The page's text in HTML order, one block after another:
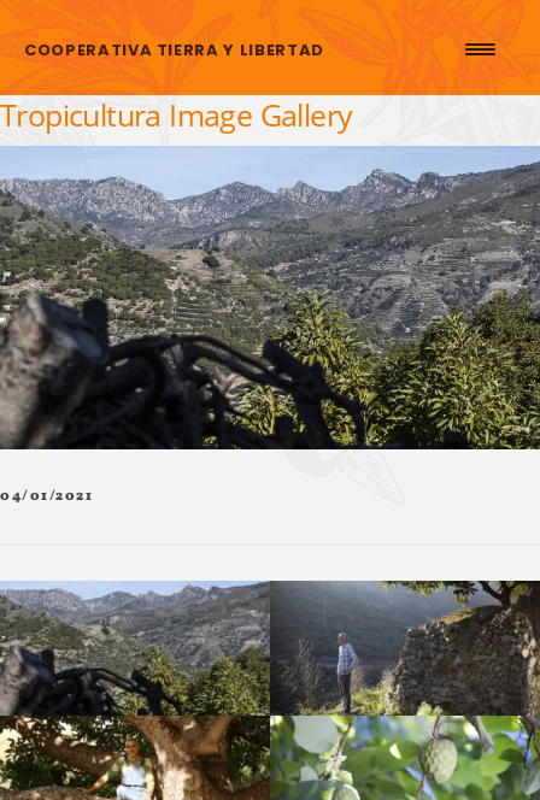
COOPERATIVA TIERRA Y LIBERTAD
Tropicultura Image Gallery
04/01/2021